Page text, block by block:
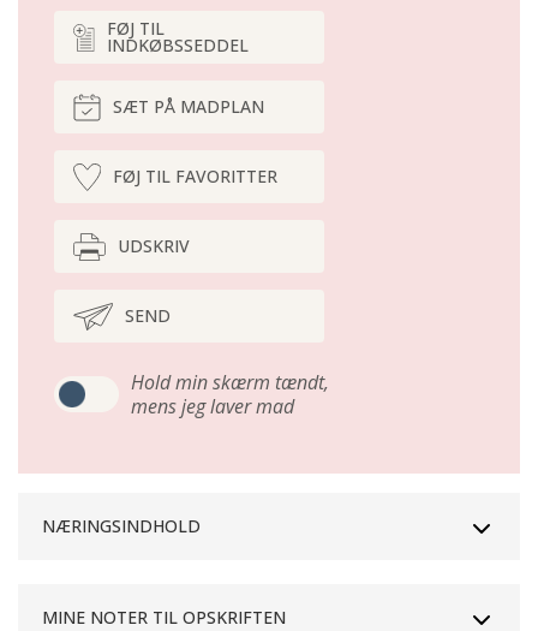
FØJ TIL
INDKØBSSEDDEL
SÆT PÅ MADPLAN
FØJ TIL FAVORITTER
UDSKRIV
SEND
Hold min skærm tændt,
mens jeg laver mad
NÆRINGSINDHOLD
MINE NOTER TIL OPSKRIFTEN